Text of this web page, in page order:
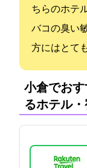
ちらのホテ
バコの臭い
方にはとて
小倉でお
るホテル